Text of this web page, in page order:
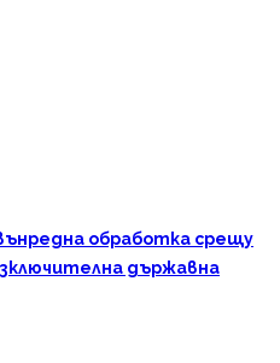
обработка срещу
държавна